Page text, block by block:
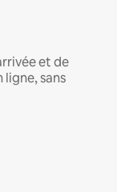
et de
sans